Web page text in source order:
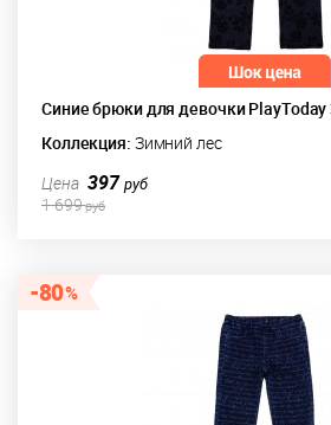
Синие брюки для девочки PlayToday
Коллекция: Зимний лес
Цена 397руб
1 699руб
80